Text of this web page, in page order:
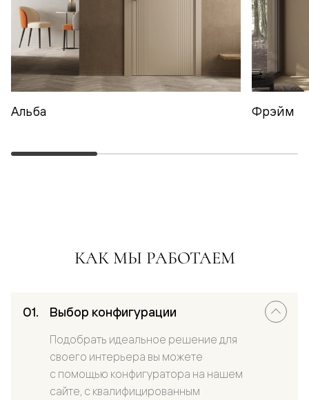
Альба Фрэйм
КАК МЫ РАБОТАЕМ
Выбор конфигурации
Подобрать идеальное решение для
своего интерьера вы можете
с помощью конфигуратора на нашем
сайте, с квалифицированным